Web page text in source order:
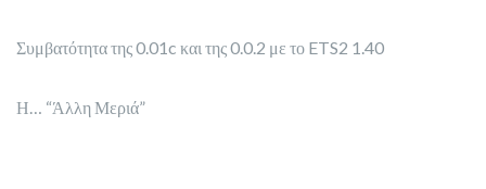
Συμβατότητα της 0.01c και της 0.0.2 με το ETS2 1.40
Η… “Άλλη Μεριά”